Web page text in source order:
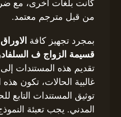
كانت بلغات أخرى، مع
من قبل مترجم معتمد.
بمجرد تجهيز كافة
قسيمة الزواج ف
تقديم هذه المستندات
غالبية الحالات، تكون
توثيق المستندات التابع
المدني. يجب تعبئة